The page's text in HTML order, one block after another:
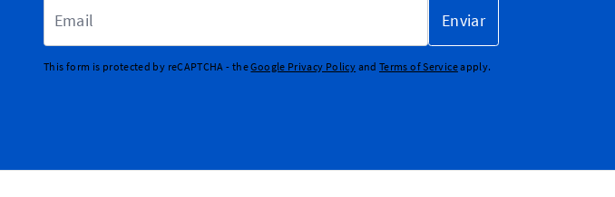
Enviar
This form is protected by reCAPTCHA - theGoogle Privacy Policy and Terms of Serviceapply.